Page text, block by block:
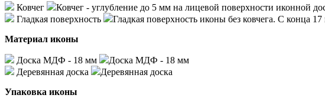
Ковчег
Ковчег - углубление до 5 мм на лицевой поверхности иконной
Гладкая поверхность
Гладкая поверхность иконы без ковчега. С конца
Материал иконы
Доска МДФ - 18 мм
Доска МДФ - 18 мм
Деревянная доска
Деревянная доска
Упаковка иконы